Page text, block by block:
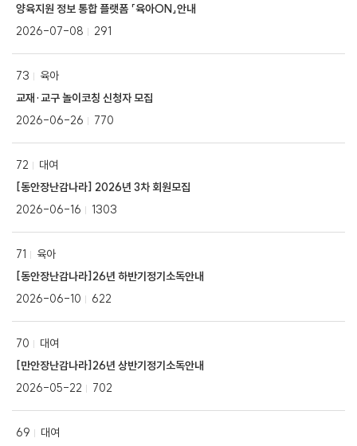
양육지원 정보 통합 플랫폼 「육아ON」안내
2026-07-08
291
73
육아
교재·교구 놀이코칭 신청자 모집
2026-06-26
770
72
대여
[동안장난감나라] 2026년 3차 회원모집
2026-06-16
1303
71
육아
[동안장난감나라]26년 하반기정기소독안내
2026-06-10
622
70
대여
[만안장난감나라]26년 상반기정기소독안내
2026-05-22
702
69
대여